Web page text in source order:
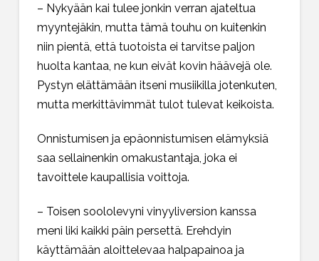
– Nykyään kai tulee jonkin verran ajateltua
myyntejäkin, mutta tämä touhu on kuitenkin
niin pientä, että tuotoista ei tarvitse paljon
huolta kantaa, ne kun eivät kovin häävejä ole.
Pystyn elättämään itseni musiikilla jotenkuten,
mutta merkittävimmät tulot tulevat keikoista.
Onnistumisen ja epäonnistumisen elämyksiä
saa sellainenkin omakustantaja, joka ei
tavoittele kaupallisia voittoja.
– Toisen soololevyni vinyyliversion kanssa
meni liki kaikki päin persettä. Erehdyin
käyttämään aloittelevaa halpapainoa ja